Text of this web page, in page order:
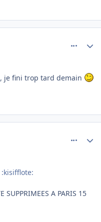
je fini trop tard demain
:kisifflote:
SUPPRIMEES A PARIS 15